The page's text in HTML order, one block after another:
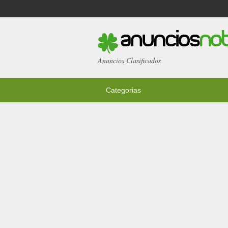
Anuncios Clasificados
Categorias